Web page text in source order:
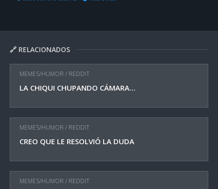
🔗 RELACIONADOS
MEMES/HUMOR / REDDIT
LA CHIQUI CHUPANDO CÁMARA…
MEMES/HUMOR / REDDIT
CREO QUE LE RESOLVIÓ LA DUDA
MEMES/HUMOR / REDDIT